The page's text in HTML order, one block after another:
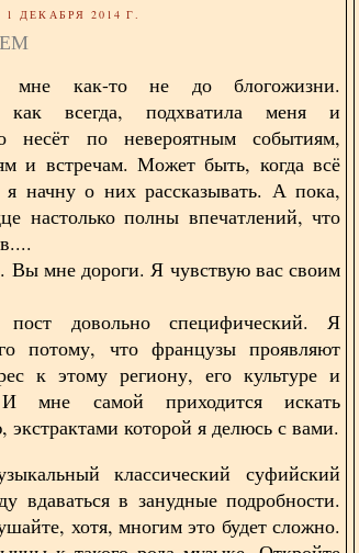
ДЕКАБРЯ 2014 Г.
мне как-то не до блогожизни.
как всегда, подхватила меня и
несёт по невероятным событиям,
и встречам. Может быть, когда всё
я начну о них рассказывать. А пока,
настолько полны впечатлений, что
мне дороги. Я чувствую вас своим
довольно специфический. Я
потому, что французы проявляют
к этому региону, его культуре и
И мне самой приходится искать
которой я делюсь с вами.
классический суфийский
вдаваться в занудные подробности.
хотя, многим это будет сложно.